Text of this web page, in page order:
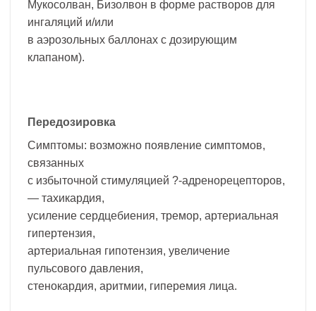
Мукосолван, Бизолвон в форме растворов для
ингаляций и/или
в аэрозольных баллонах с дозирующим
клапаном).
Передозировка
Симптомы: возможно появление симптомов,
связанных
с избыточной стимуляцией ?-адренорецепторов,
— тахикардия,
усиление сердцебиения, тремор, артериальная
гипертензия,
артериальная гипотензия, увеличение
пульсового давления,
стенокардия, аритмии, гиперемия лица.